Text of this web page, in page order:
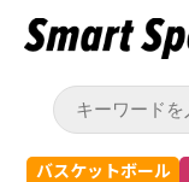
バスケットボール